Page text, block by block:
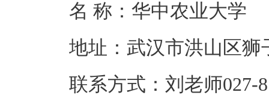
名 称：华中农
地址：武汉市
联系方式：刘老